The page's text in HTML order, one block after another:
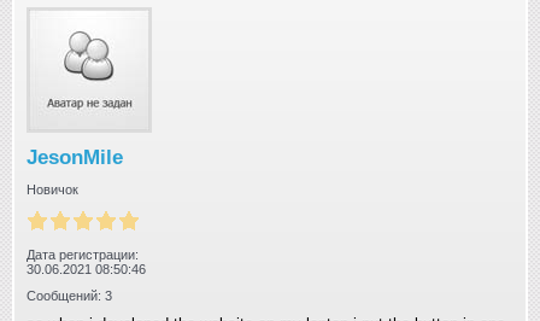
JesonMile
Новичок
Дата регистрации:
30.06.2021 08:50:46
Сообщений: 3